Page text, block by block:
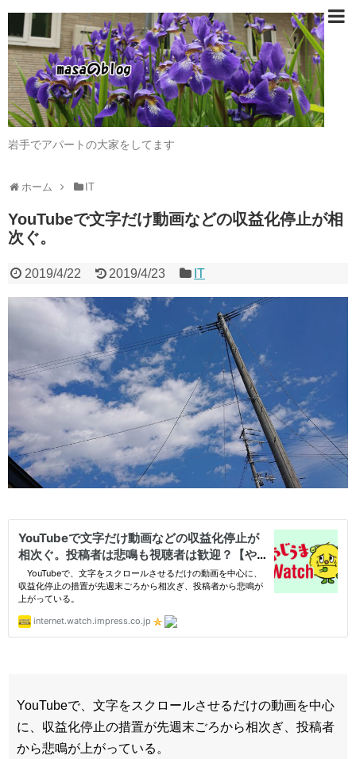
岩手でアパートの大家をしてます
ホーム IT
YouTubeで文字だけ動画などの収益化停止が相
次ぐ。
2019/4/22 2019/4/23 IT
YouTubeで、文字をスクロールさせるだけの動画を中心
に、収益化停止の措置が先週末ごろから相次ぎ、投稿者
から悲鳴が上がっている。